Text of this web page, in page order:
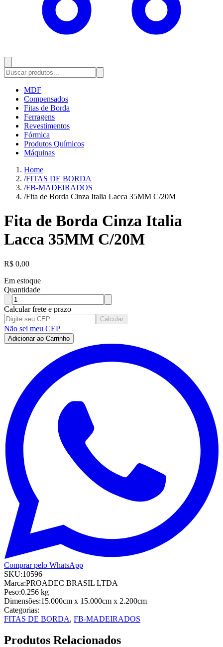
MDF
Compensados
Fitas de Borda
Ferragens
Revestimentos
Fórmica
Produtos Químicos
Máquinas
Home
/FITAS DE BORDA
/FB-MADEIRADOS
/Fita de Borda Cinza Italia Lacca 35MM C/20M
Fita de Borda Cinza Italia
Lacca 35MM C/20M
R$ 0,00
Em estoque
Quantidade
Calcular frete e prazo
Calcular
Não sei meu CEP
Adicionar ao Carrinho
Comprar pelo WhatsApp
SKU:10596
Marca:PROADEC BRASIL LTDA
Peso:0.256 kg
Dimensões:15.000cm x 15.000cm x 2.200cm
Categorias:
FITAS DE BORDA, FB-MADEIRADOS
Produtos Relacionados